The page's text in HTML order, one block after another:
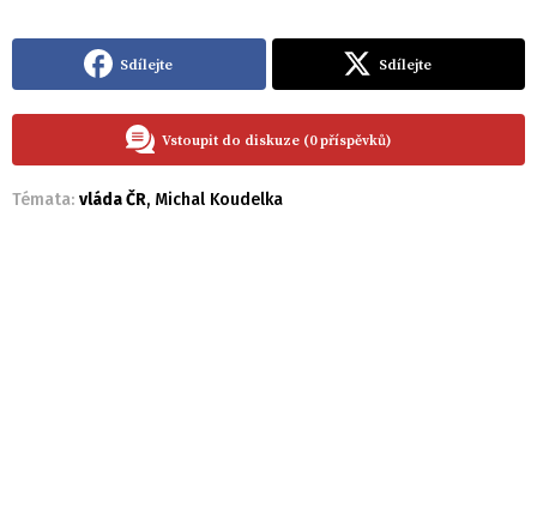
Sdílejte Sdílejte
Vstoupit do diskuze (0 příspěvků)
Témata: vláda ČR, Michal Koudelka